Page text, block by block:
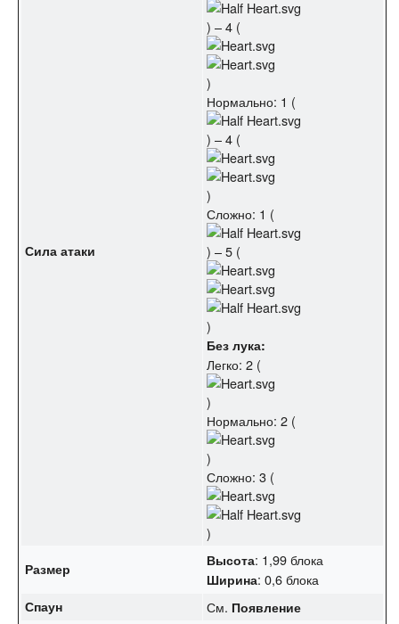
Сила атаки
) – 4 (
)
Нормально: 1 (
) – 4 (
)
Сложно: 1 (
) – 5 (
)
Без лука:
Легко: 2 (
)
Нормально: 2 (
)
Сложно: 3 (
)
Размер Высота: 1,99 блока
Ширина: 0,6 блока
Спаун См. Появление